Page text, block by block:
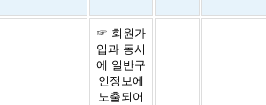
☞ 회원가
입과 동시
에 일반구
인정보에
노출되어